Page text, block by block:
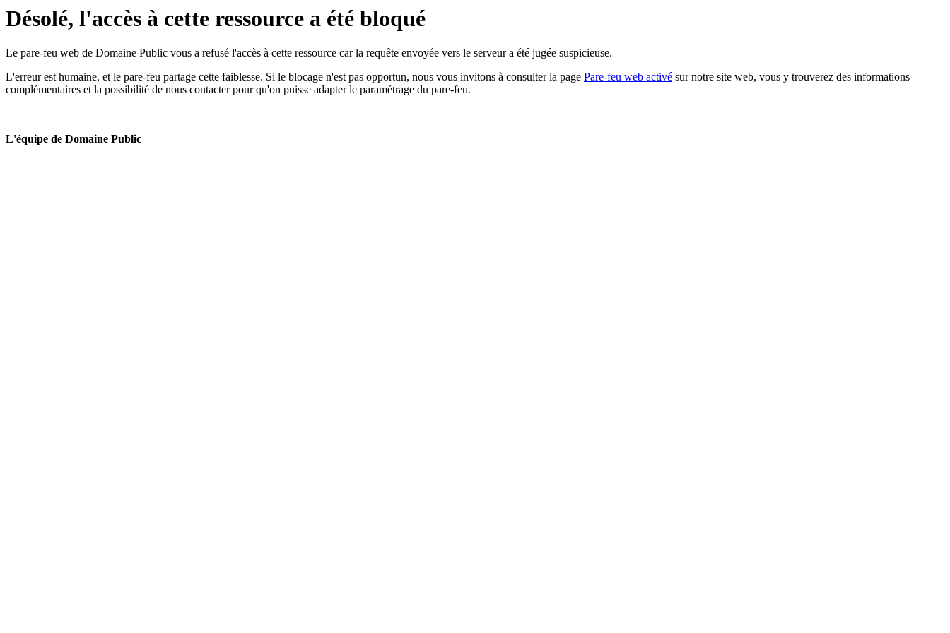
Désolé, l'accès à cette ressource a été bloqué
Le pare-feu web de Domaine Public vous a refusé l'accès à cette ressource car la requête envoyée vers le serveur a été jugée suspicieuse.
L'erreur est humaine, et le pare-feu partage cette faiblesse. Si le blocage n'est pas opportun, nous vous invitons à consulter la page Pare-feu web activé sur notre site web, vous y trouverez des informations
complémentaires et la possibilité de nous contacter pour qu'on puisse adapter le paramétrage du pare-feu.
L'équipe de Domaine Public